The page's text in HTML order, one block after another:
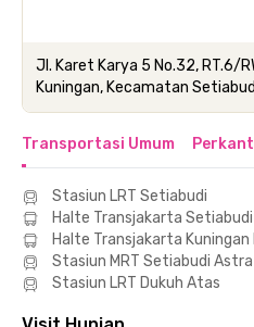
Jl. Karet Karya 5 No.32, RT.6/
Kuningan, Kecamatan
Transportasi Umum
Stasiun LRT Setiabudi
Halte Transjakarta Setiabudi
Halte Transjakarta Kuningan
Stasiun MRT Setiabudi Astra
Stasiun LRT Dukuh Atas